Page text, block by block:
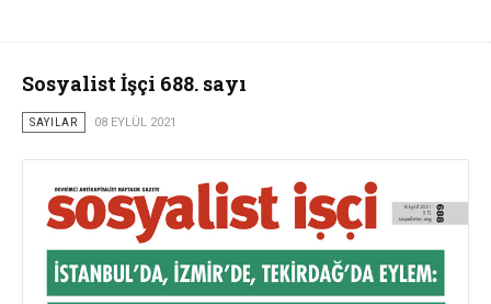
Sosyalist İşçi 688. sayı
SAYILAR 08 EYLÜL 2021